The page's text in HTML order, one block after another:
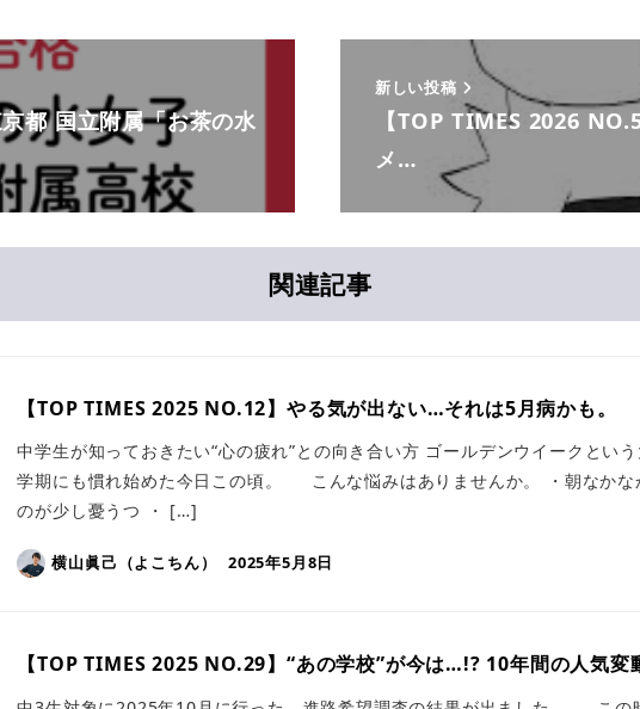
都 国立附属「お茶の水
新しい投稿
【TOP TIMES 2026
メ…
関連記事
【TOP TIMES 2025 NO.12】やる気が出ない…それは5月病かも。
中学生が知っておきたい“心の疲れ”との向き合い方 ゴールデンウイークとい
学期にも慣れ始めた今日この頃。 こんな悩みはありませんか。 ・朝なかな
のが少し憂うつ ・ […]
横山眞己（よこちん） 2025年5月8日
【TOP TIMES 2025 NO.29】“あの学校”が今は…!? 10年間の人気変